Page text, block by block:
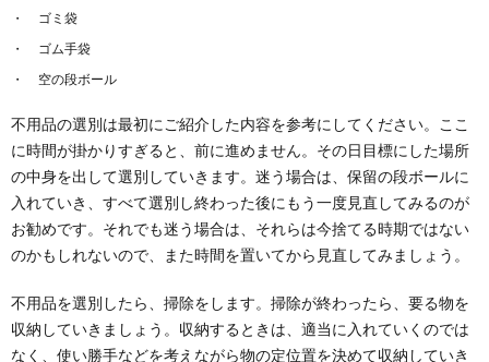
ゴミ袋
ゴム手袋
空の段ボール
不用品の選別は最初にご紹介した内容を参考にしてください。ここ
に時間が掛かりすぎると、前に進めません。その日目標にした場所
の中身を出して選別していきます。迷う場合は、保留の段ボールに
入れていき、すべて選別し終わった後にもう一度見直してみるのが
お勧めです。それでも迷う場合は、それらは今捨てる時期ではない
のかもしれないので、また時間を置いてから見直してみましょう。
不用品を選別したら、掃除をします。掃除が終わったら、要る物を
収納していきましょう。収納するときは、適当に入れていくのでは
なく、使い勝手などを考えながら物の定位置を決めて収納していき